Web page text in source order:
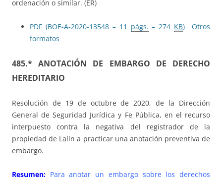
ordenación o similar. (ER)
PDF (BOE-A-2020-13548 – 11 págs. – 274 KB)
Otros
formatos
485.* ANOTACIÓN DE EMBARGO DE DERECHO
HEREDITARIO
Resolución de 19 de octubre de 2020, de la Dirección
General de Seguridad Jurídica y Fe Pública, en el recurso
interpuesto contra la negativa del registrador de la
propiedad de Lalín a practicar una anotación preventiva de
embargo.
Resumen: Para anotar un embargo sobre los derechos